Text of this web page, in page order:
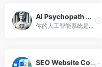
AI Psychopath Assessment
你的人工智能系统是否具有高度精神病特征？
SEO Website Content Assistant